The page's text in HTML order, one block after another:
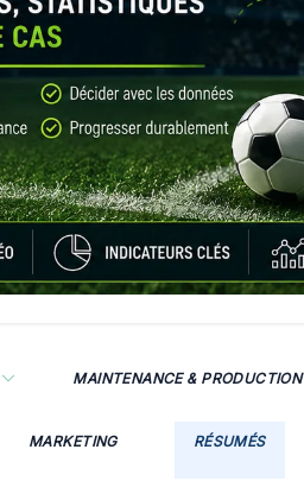
MAINTENANCE & PRODUCTION
MARKETING RÉSUMÉS